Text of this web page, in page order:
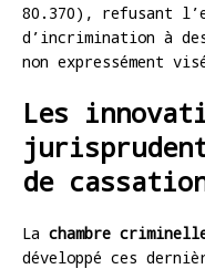
80.370), refusant
d’incrimination à
non expressément
Les
de
La chambre
développé ces